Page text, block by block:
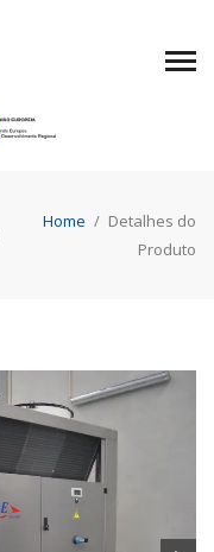
Home / Detalhes do
Produto